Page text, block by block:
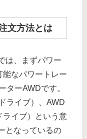
文方法とは
は、まずパワー
能なパワートレー
ターAWDです。
ライブ）、AWD
ライブ）という意
となっているの